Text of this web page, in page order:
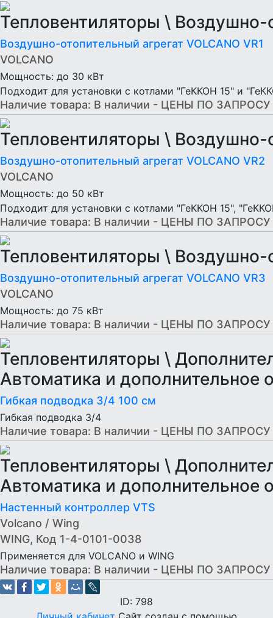
Тепловентиляторы \ Воздушно-
Воздушно-отопительный агрегат VOLCANO VR1
VOLCANO
Мощность: до 30 кВт
Подходит для установки с котлами "ГеККОН 15" и
Наличие товара: В наличии - ЦЕНЫ ПО ЗАПРОСУ
Тепловентиляторы \ Воздушно-
Воздушно-отопительный агрегат VOLCANO VR2
VOLCANO
Мощность: до 50 кВт
Подходит для установки с котлами "ГеККОН 15",
Наличие товара: В наличии - ЦЕНЫ ПО ЗАПРОСУ
Тепловентиляторы \ Воздушно-
Воздушно-отопительный агрегат VOLCANO VR3
VOLCANO
Мощность: до 75 кВт
Наличие товара: В наличии - ЦЕНЫ ПО ЗАПРОСУ
Тепловентиляторы \
Автоматика и дополнительное
Гибкая подводка 3/4 100 см
Гибкая подводка 3/4
Наличие товара: В наличии - ЦЕНЫ ПО ЗАПРОСУ
Тепловентиляторы \
Автоматика и дополнительное
Настенный контроллер VTS
Volcano / Wing
WING, Код 1-4-0101-0038
Применяется для VOLCANO и WING
Наличие товара: В наличии - ЦЕНЫ ПО ЗАПРОСУ
ID: 798